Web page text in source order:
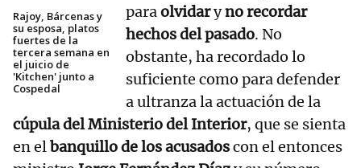
Rajoy, Bárcenas y
su esposa, platos
fuertes de la
tercera semana en
el juicio de
'Kitchen' junto a
Cospedal
paraolvidaryno recordar
hechos del pasado. No
obstante, ha recordado lo
suficiente como para defender
a ultranza la actuación de la
cúpula del Ministerio del Interior, que se sienta
en elbanquillo de los acusadoscon el entonces